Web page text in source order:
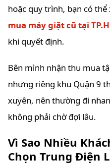
hoặc quy trình, bạn có
mua máy giặt cũ tại
khi quyết định.
Bên mình nhận thu mua
nhưng riêng khu Quận 9
xuyên, nên thường đi
không phải chờ đợi lâu.
Vì Sao Nhiều
Chọn Trung Điện